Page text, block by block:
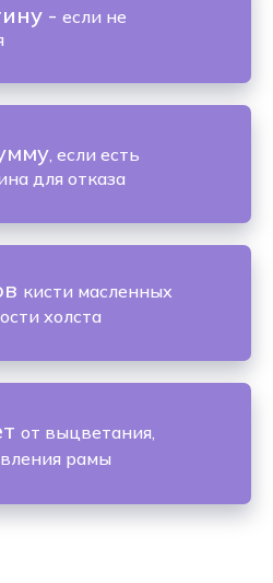
- если не
, если есть
для отказа
кисти масленных
холста
от выцветания,
рамы